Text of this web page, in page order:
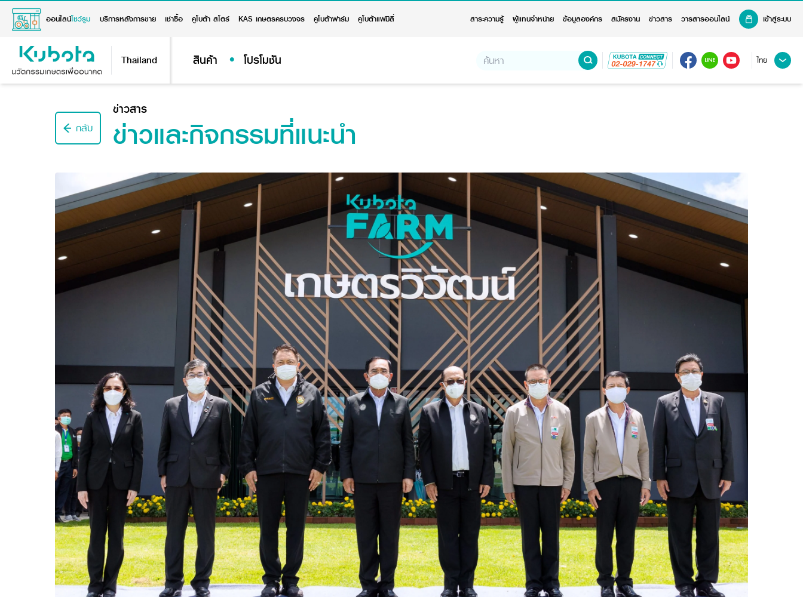
ออนไลน์โชว์รูม บริการหลังการขาย เช่าซื้อ คูโบต้า สโตร์ KAS เกษตรครบวงจร คูโบต้าฟาร์ม คูโบต้าแฟมิลี่ สาระความรู้ ผู้แทนจำหน่าย ข้อมูลองค์กร สมัครงาน ข่าวสาร วารสารออนไลน์ เข้าสู่ระบบ
Thailand สินค้า โปรโมชัน ไทย
กลับ
ข่าวสาร
ข่าวและกิจกรรมที่แนะนำ